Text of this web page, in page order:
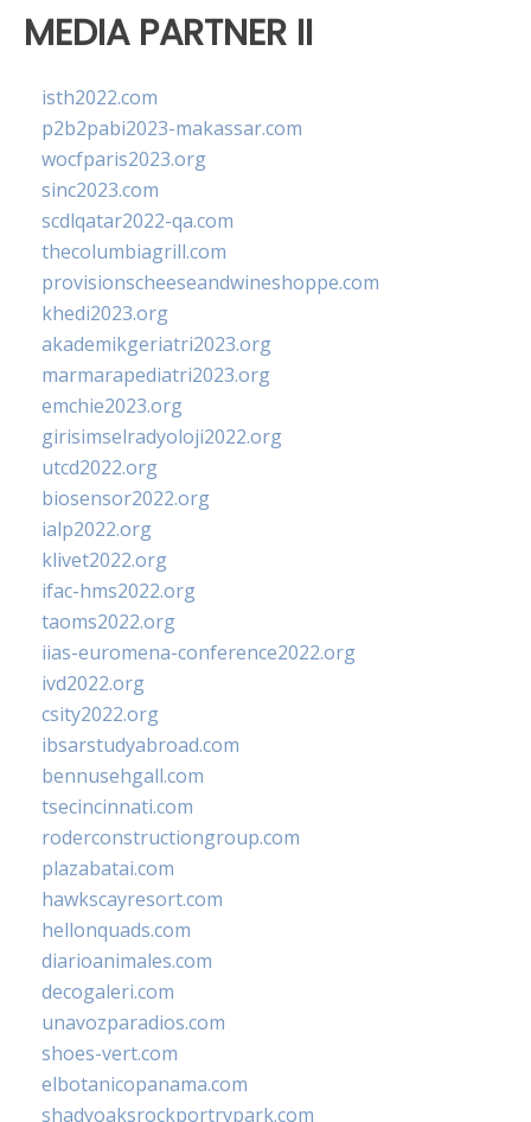
MEDIA PARTNER II
isth2022.com
p2b2pabi2023-makassar.com
wocfparis2023.org
sinc2023.com
scdlqatar2022-qa.com
thecolumbiagrill.com
provisionscheeseandwineshoppe.com
khedi2023.org
akademikgeriatri2023.org
marmarapediatri2023.org
emchie2023.org
girisimselradyoloji2022.org
utcd2022.org
biosensor2022.org
ialp2022.org
klivet2022.org
ifac-hms2022.org
taoms2022.org
iias-euromena-conference2022.org
ivd2022.org
csity2022.org
ibsarstudyabroad.com
bennusehgall.com
tsecincinnati.com
roderconstructiongroup.com
plazabatai.com
hawkscayresort.com
hellonquads.com
diarioanimales.com
decogaleri.com
unavozparadios.com
shoes-vert.com
elbotanicopanama.com
shadyoaksrockportrvpark.com